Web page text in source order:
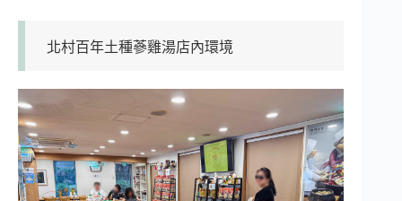
北村百年土種蔘雞湯店內環境